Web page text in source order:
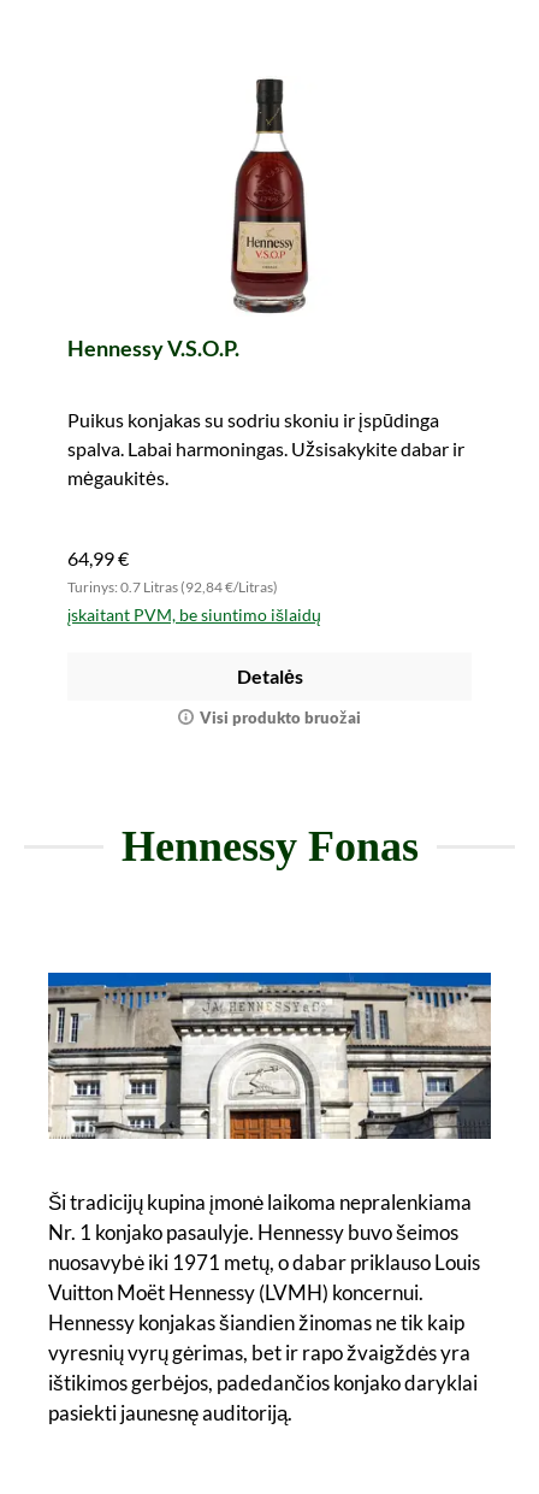
Hennessy V.S.O.P.
Puikus konjakas su sodriu skoniu ir įspūdinga
spalva. Labai harmoningas. Užsisakykite dabar ir
mėgaukitės.
64,99 €
Turinys: 0.7 Litras (92,84 €/Litras)
įskaitant PVM, be siuntimo išlaidų
Detalės
Visi produkto bruožai
Hennessy Fonas
Ši tradicijų kupina įmonė laikoma nepralenkiama
Nr. 1 konjako pasaulyje. Hennessy buvo šeimos
nuosavybė iki 1971 metų, o dabar priklauso Louis
Vuitton Moët Hennessy (LVMH) koncernui.
Hennessy konjakas šiandien žinomas ne tik kaip
vyresnių vyrų gėrimas, bet ir rapo žvaigždės yra
ištikimos gerbėjos, padedančios konjako daryklai
pasiekti jaunesnę auditoriją.